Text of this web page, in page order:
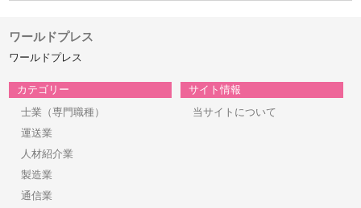
ワールドプレス
ワールドプレス
カテゴリー
士業（専門職種）
運送業
人材紹介業
製造業
通信業
サイト情報
当サイトについて